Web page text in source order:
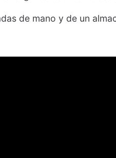
de mano y de un